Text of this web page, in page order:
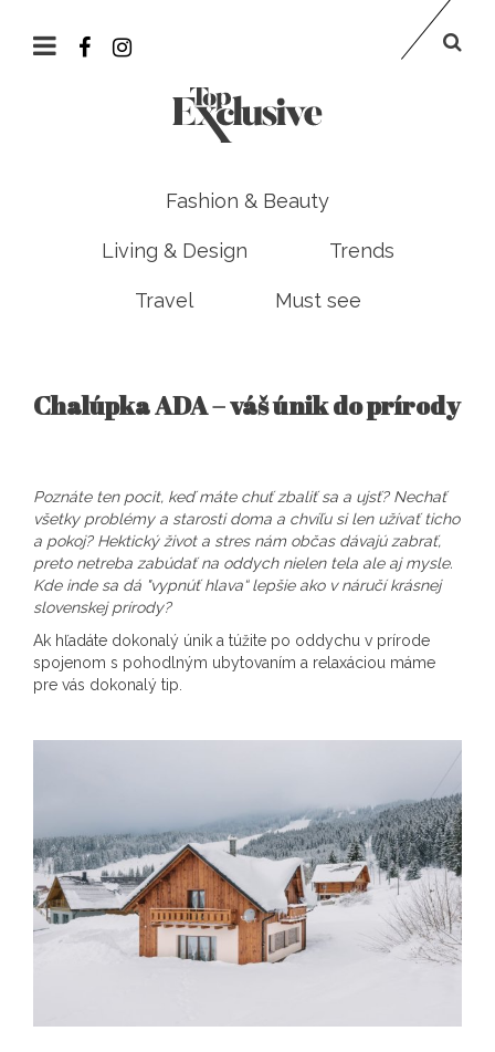
Fashion & Beauty
Living & Design Trends
Travel Must see
Chalúpka ADA – váš únik do prírody
Poznáte ten pocit, keď máte chuť zbaliť sa a ujsť? Nechať
všetky problémy a starosti doma a chvíľu si len užívať ticho
a pokoj? Hektický život a stres nám občas dávajú zabrať,
preto netreba zabúdať na oddych nielen tela ale aj mysle.
Kde inde sa dá "vypnúť hlava“ lepšie ako v náručí krásnej
slovenskej prírody?
Ak hľadáte dokonalý únik a túžite po oddychu v prírode
spojenom s pohodlným ubytovaním a relaxáciou máme
pre vás dokonalý tip.